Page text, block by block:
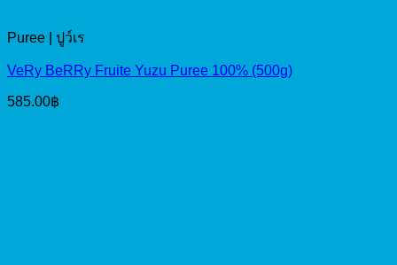
Puree | ปูว์เร
VeRy BeRRy Fruite Yuzu Puree 100% (500g)
585.00฿